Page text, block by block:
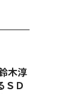
木淳
ＳＤ